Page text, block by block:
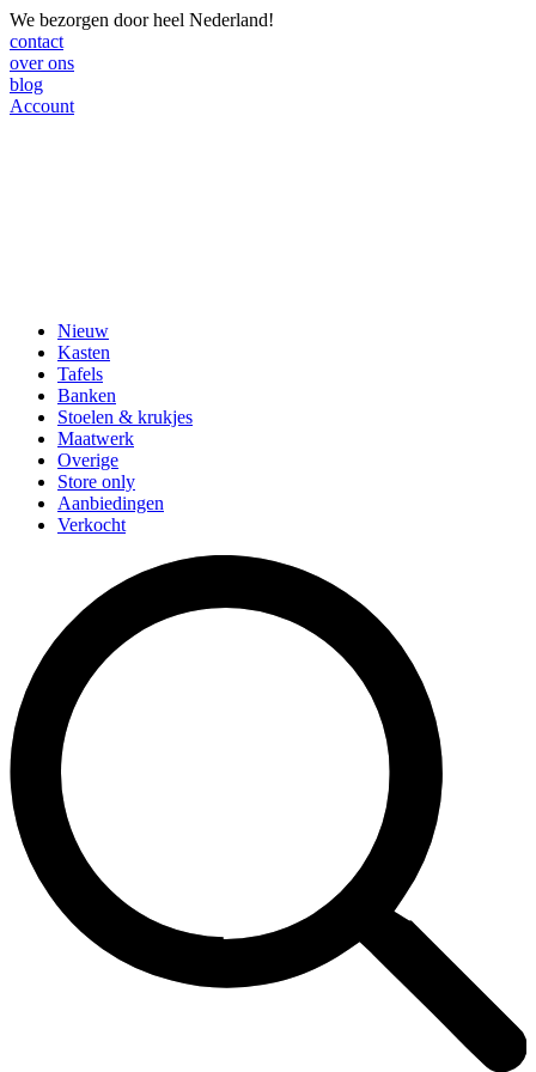
We bezorgen door heel Nederland!
contact
over ons
blog
Account
Nieuw
Kasten
Tafels
Banken
Stoelen & krukjes
Maatwerk
Overige
Store only
Aanbiedingen
Verkocht